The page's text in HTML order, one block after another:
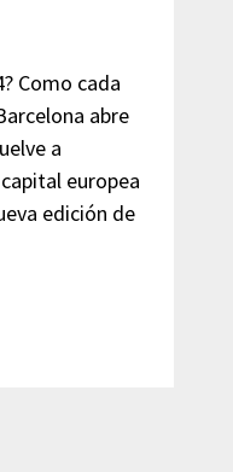
Como cada
abre
a
europea
edición de